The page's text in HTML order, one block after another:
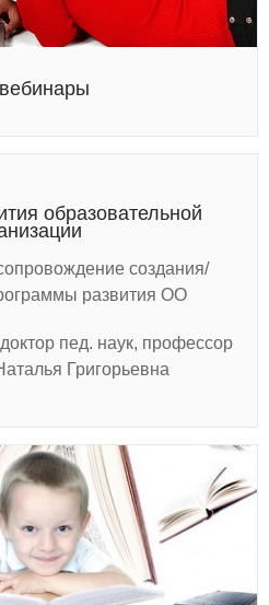
образовательной
создания/
развития ОО
пед. наук, профессор
Григорьевна